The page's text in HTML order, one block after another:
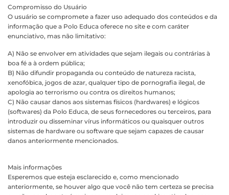
Compromisso do Usuário
O usuário se compromete a fazer uso adequado dos conteúdos e da
informação que a Polo Educa oferece no site e com caráter
enunciativo, mas não limitativo:
A) Não se envolver em atividades que sejam ilegais ou contrárias à
boa fé a à ordem pública;
B) Não difundir propaganda ou conteúdo de natureza racista,
xenofóbica, jogos de azar, qualquer tipo de pornografia ilegal, de
apologia ao terrorismo ou contra os direitos humanos;
C) Não causar danos aos sistemas físicos (hardwares) e lógicos
(softwares) da Polo Educa, de seus fornecedores ou terceiros, para
introduzir ou disseminar vírus informáticos ou quaisquer outros
sistemas de hardware ou software que sejam capazes de causar
danos anteriormente mencionados.
Mais informações
Esperemos que esteja esclarecido e, como mencionado
anteriormente, se houver algo que você não tem certeza se precisa